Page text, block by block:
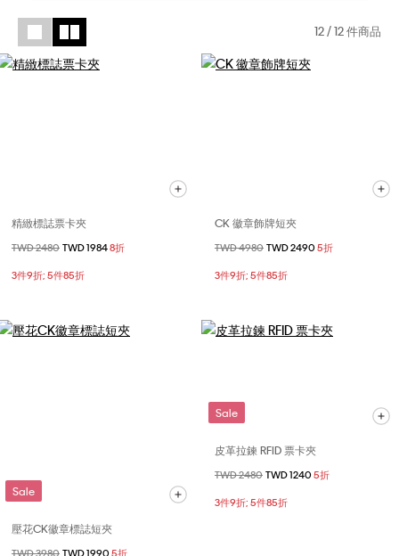
12 / 12 件商品
精緻標誌票卡夾
價格扣減從
TWD 2480 至
TWD 19848折
3件9折; 5件85折
CK 徽章飾牌短夾
價格扣減從
TWD 4980 至
TWD 2490 5折
3件9折; 5件85折
Sale
壓花CK徽章標誌短夾
Sale
皮革拉鍊 RFID 票卡夾
價格扣減從
TWD 2480 至
TWD 1240 5折
3件9折; 5件85折